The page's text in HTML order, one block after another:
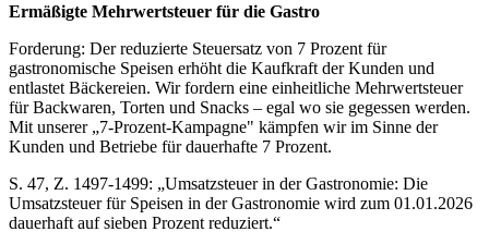
Ermäßigte Mehrwertsteuer für die Gastro
Forderung: Der reduzierte Steuersatz von 7 Prozent für
gastronomische Speisen erhöht die Kaufkraft der Kunden und
entlastet Bäckereien. Wir fordern eine einheitliche Mehrwertsteuer
für Backwaren, Torten und Snacks – egal wo sie gegessen werden.
Mit unserer „7-Prozent-Kampagne" kämpfen wir im Sinne der
Kunden und Betriebe für dauerhafte 7 Prozent.
S. 47, Z. 1497-1499: „Umsatzsteuer in der Gastronomie: Die
Umsatzsteuer für Speisen in der Gastronomie wird zum 01.01.2026
dauerhaft auf sieben Prozent reduziert.“